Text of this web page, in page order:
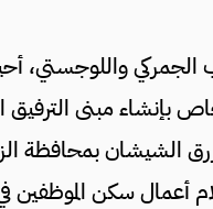
الجمركي واللوجستي،
بإنشاء مبنى الترفيق
الشيشان بمحافظة
أعمال سكن الموظفين